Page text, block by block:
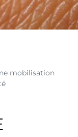
mobilisation